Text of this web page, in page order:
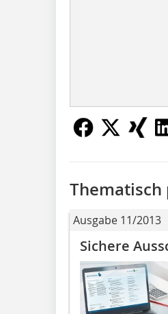
Thematisch
Ausgabe 11/2013
Sichere